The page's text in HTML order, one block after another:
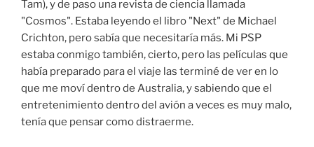
Tam), y de paso una revista de ciencia llamada
"Cosmos". Estaba leyendo el libro "Next" de Michael
Crichton, pero sabía que necesitaría más. Mi PSP
estaba conmigo también, cierto, pero las películas que
había preparado para el viaje las terminé de ver en lo
que me moví dentro de Australia, y sabiendo que el
entretenimiento dentro del avión a veces es muy malo,
tenía que pensar como distraerme.